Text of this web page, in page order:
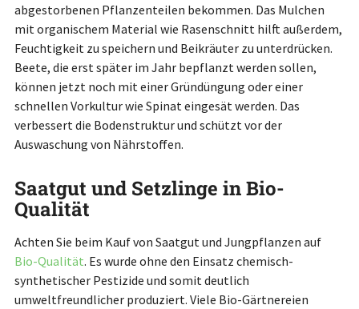
abgestorbenen Pflanzenteilen bekommen. Das Mulchen
mit organischem Material wie Rasenschnitt hilft außerdem,
Feuchtigkeit zu speichern und Beikräuter zu unterdrücken.
Beete, die erst später im Jahr bepflanzt werden sollen,
können jetzt noch mit einer Gründüngung oder einer
schnellen Vorkultur wie Spinat eingesät werden. Das
verbessert die Bodenstruktur und schützt vor der
Auswaschung von Nährstoffen.
Saatgut und Setzlinge in Bio-
Qualität
Achten Sie beim Kauf von Saatgut und Jungpflanzen auf
Bio-Qualität. Es wurde ohne den Einsatz chemisch-
synthetischer Pestizide und somit deutlich
umweltfreundlicher produziert. Viele Bio-Gärtnereien